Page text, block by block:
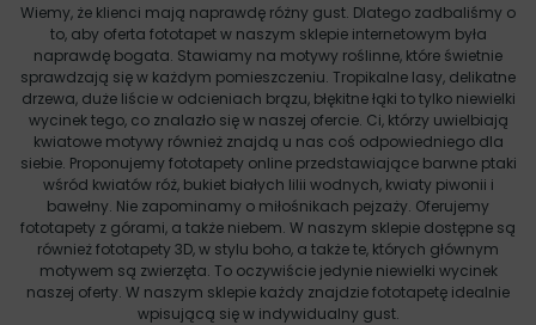
Wiemy, że klienci mają naprawdę różny gust. Dlatego zadbaliśmy o
to, aby oferta fototapet w naszym sklepie internetowym była
naprawdę bogata. Stawiamy na motywy roślinne, które świetnie
sprawdzają się w każdym pomieszczeniu. Tropikalne lasy, delikatne
drzewa, duże liście w odcieniach brązu, błękitne łąki to tylko niewielki
wycinek tego, co znalazło się w naszej ofercie. Ci, którzy uwielbiają
kwiatowe motywy również znajdą u nas coś odpowiedniego dla
siebie. Proponujemy fototapety online przedstawiające barwne ptaki
wśród kwiatów róż, bukiet białych lilii wodnych, kwiaty piwonii i
bawełny. Nie zapominamy o miłośnikach pejzaży. Oferujemy
fototapety z górami, a także niebem. W naszym sklepie dostępne są
również fototapety 3D, w stylu boho, a także te, których głównym
motywem są zwierzęta. To oczywiście jedynie niewielki wycinek
naszej oferty. W naszym sklepie każdy znajdzie fototapetę idealnie
wpisującą się w indywidualny gust.